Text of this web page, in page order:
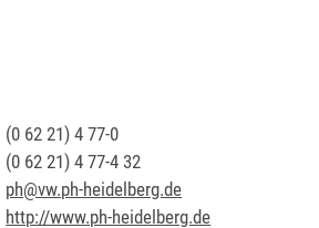
(0 62 21) 4 77-0
(0 62 21) 4 77-4 32
ph@vw.ph-heidelberg.de
http://www.ph-heidelberg.de